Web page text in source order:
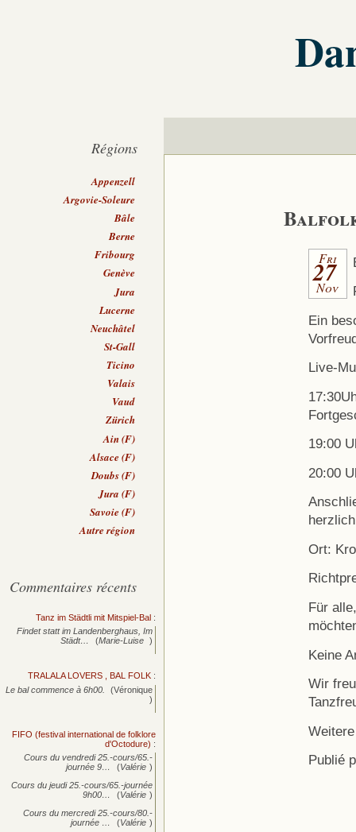
Fri
27
Nov
Ein
Live-
19:00
20:00
Ort:
Für
Keine
Wir
Publié
Régions
Appenzell
Argovie-Soleure
Bâle
Berne
Fribourg
Genève
Jura
Lucerne
Neuchâtel
St-Gall
Ticino
Valais
Vaud
Zürich
Ain (F)
Alsace (F)
Doubs (F)
Jura (F)
Savoie (F)
Autre région
Commentaires récents
Tanz im Städtli mit Mitspiel-Bal :
Findet statt im Landenberghaus, Im
Städt…
(Marie-Luise )
TRALALA LOVERS , BAL FOLK :
Le bal commence à 6h00.
(Véronique
)
FIFO (festival international de folklore
d'Octodure) :
Cours du vendredi 25.-cours/65.-
journée 9… (Valérie )
Cours du jeudi 25.-cours/65.-journée
9h00…
(Valérie )
Cours du mercredi 25.-cours/80.-
journée … (Valérie )